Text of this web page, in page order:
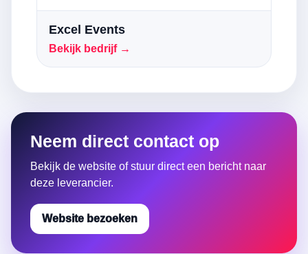
Excel Events
Bekijk bedrijf →
Neem direct contact op
Bekijk de website of stuur direct een bericht naar
deze leverancier.
Website bezoeken